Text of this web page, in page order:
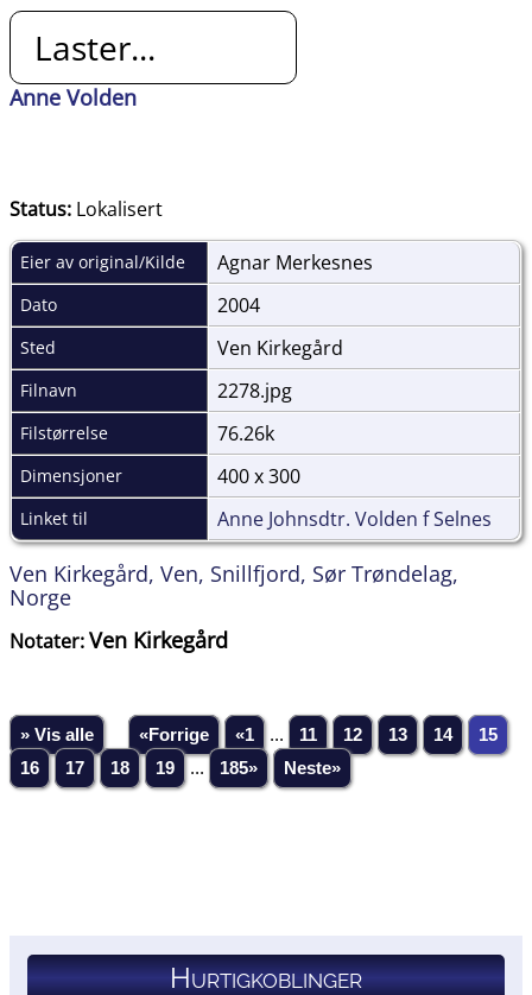
Laster...
Anne Volden
Status: Lokalisert
Eier av original/Kilde Agnar Merkesnes
Dato 2004
Sted Ven Kirkegård
Filnavn 2278.jpg
Filstørrelse 76.26k
Dimensjoner 400 x 300
Linket til Anne Johnsdtr. Volden f Selnes
Ven Kirkegård, Ven, Snillfjord, Sør Trøndelag,
Norge
Notater:Ven Kirkegård
» Vis alle «Forrige «1 ... 11 12 13 14
15
16
17 18 19 ... 185» Neste»
Hurtigkoblinger